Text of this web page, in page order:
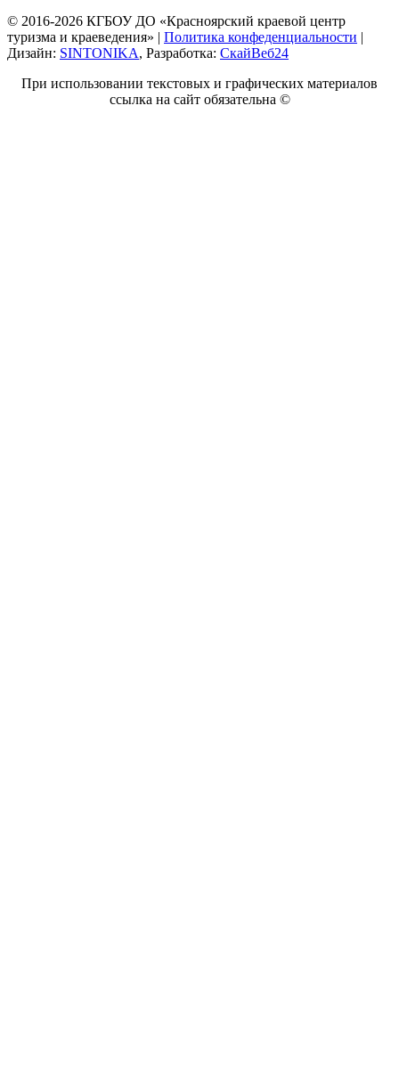
© 2016-2026 КГБОУ ДО «Красноярский краевой центр
туризма и краеведения» | Политика конфеденциальности |
Дизайн: SINTONIKA, Разработка: СкайВеб24
При использовании текстовых и графических материалов
ссылка на сайт обязательна ©